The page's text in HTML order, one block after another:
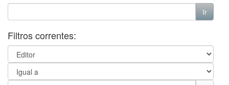
Filtros correntes: